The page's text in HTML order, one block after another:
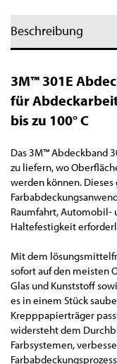
Beschreibung
3M™ 301E
für
bis zu 100° C
Das 3M™ Abdeckband
zu liefern, wo
werden können.
Raumfahrt, Automobil-
Haltefestigkeit
Mit dem
sofort auf den meisten
Glas und Kunststoff
es in einem Stück
Krepppapierträger
widersteht dem
Farbsystemen,